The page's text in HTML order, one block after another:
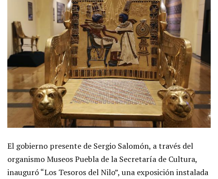
El gobierno presente de Sergio Salomón, a través del
organismo Museos Puebla de la Secretaría de Cultura,
inauguró “Los Tesoros del Nilo”, una exposición instalada